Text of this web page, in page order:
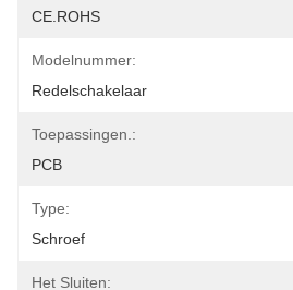
CE.ROHS
Modelnummer:
Redelschakelaar
Toepassingen.:
PCB
Type:
Schroef
Het Sluiten: